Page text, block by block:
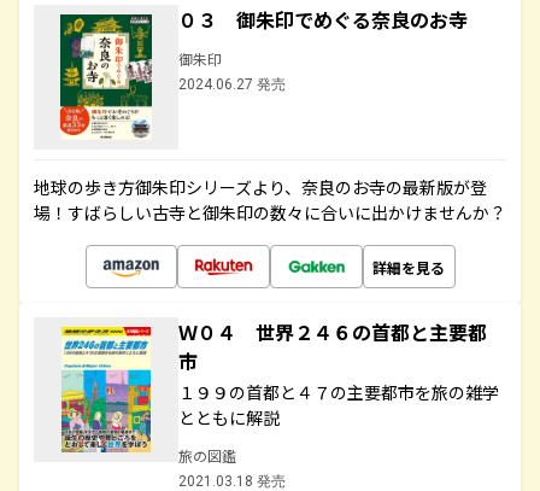
０３ 御朱印でめぐる奈良のお寺
御朱印
2024.06.27 発売
地球の歩き方御朱印シリーズより、奈良のお寺の最新版が登
場！すばらしい古寺と御朱印の数々に合いに出かけませんか？
詳細を見る
Ｗ０４ 世界２４６の首都と主要都
市
１９９の首都と４７の主要都市を旅の雑学
とともに解説
旅の図鑑
2021.03.18 発売